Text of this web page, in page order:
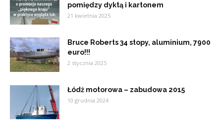
pomiędzy dyktą i kartonem
21 kwietnia 2025
Bruce Roberts 34 stopy, aluminium, 7900
euro!!!
2 stycznia 2025
Łódź motorowa – zabudowa 2015
10 grudnia 2024